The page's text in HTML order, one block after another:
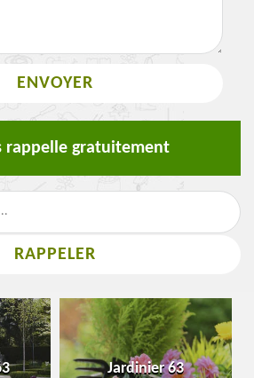
rappelle gratuitement
Jardinier 63